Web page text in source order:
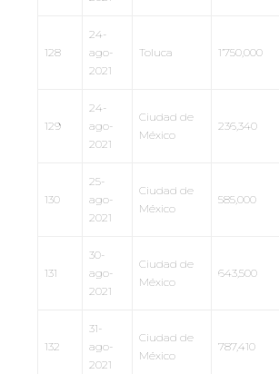
128
24-
ago-
2021
Toluca 1’750,000
129
24-
ago-
2021
Ciudad de
México
236,340
130
25-
ago-
2021
Ciudad de
México
585,000
131
30-
ago-
2021
Ciudad de
México
643,500
132
31-
ago-
2021
Ciudad de
México
787,410